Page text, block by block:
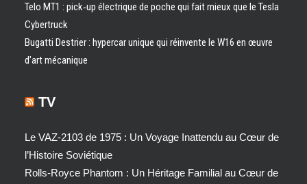
Telo MT1 : pick‑up électrique de poche qui fait mieux que le Tesla
Cybertruck
Bugatti Destrier : hypercar unique qui réinvente le W16 en œuvre
d’art mécanique
TV
Le VAZ-2103 de 1975 : Un Voyage Inattendu au Cœur de
l’Histoire Soviétique
Rolls-Royce Phantom : Un Héritage Familial au Cœur de